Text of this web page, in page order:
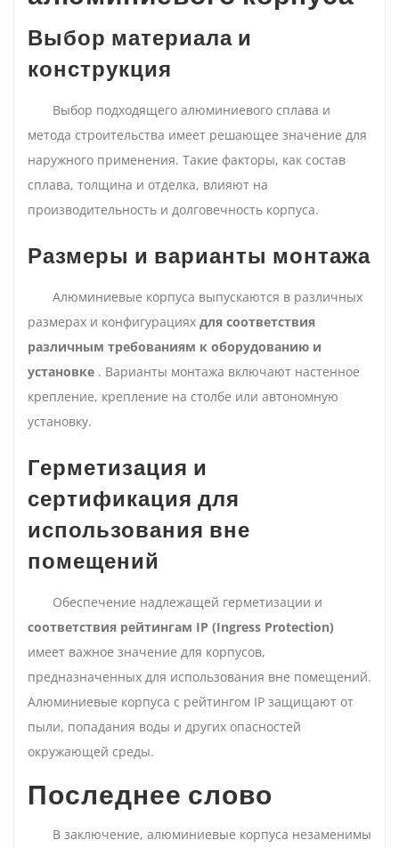
Выбор материала и
конструкция
Выбор подходящего алюминиевого сплава и
метода строительства имеет решающее значение для
наружного применения. Такие факторы, как состав
сплава, толщина и отделка, влияют на
производительность и долговечность корпуса.
Размеры и варианты монтажа
Алюминиевые корпуса выпускаются в различных
размерах и конфигурациях для соответствия
различным требованиям к оборудованию и
установке . Варианты монтажа включают настенное
крепление, крепление на столбе или автономную
установку.
Герметизация и
сертификация для
использования вне
помещений
Обеспечение надлежащей герметизации и
соответствия рейтингам IP (Ingress Protection)
имеет важное значение для корпусов,
предназначенных для использования вне помещений.
Алюминиевые корпуса с рейтингом IP защищают от
пыли, попадания воды и других опасностей
окружающей среды.
Последнее слово
В заключение, алюминиевые корпуса незаменимы